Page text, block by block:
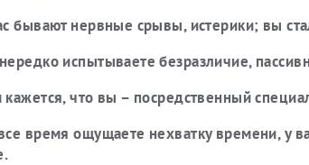
бывают нервные срывы, истерики; вы
испытываете безразличие,
что вы – посредственный
время ощущаете нехватку времени, у